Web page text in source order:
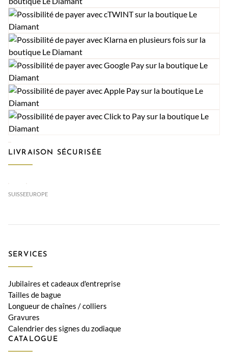
LIVRAISON SÉCURISÉE
SUISSEEUROPE
SERVICES
Jubilaires et cadeaux d'entreprise
Tailles de bague
Longueur de chaînes / colliers
Gravures
Calendrier des signes du zodiaque
CATALOGUE